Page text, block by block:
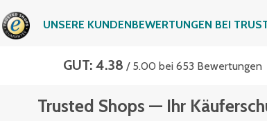
UNSERE KUNDENBEWERTUNGEN BEI
GUT: 4.38 / 5.00 bei 653 Bewertungen
Trusted Shops — Ihr